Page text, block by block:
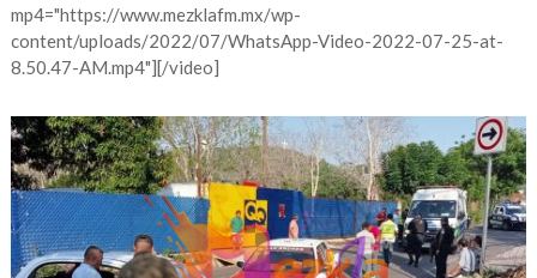
mp4="https://www.mezklafm.mx/wp-
content/uploads/2022/07/WhatsApp-Video-2022-07-25-at-
8.50.47-AM.mp4"][/video]